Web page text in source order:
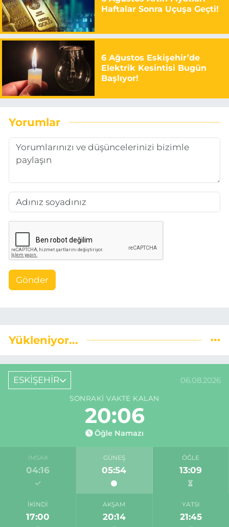
Haftalar Sonra Uçuşa Geçti!
6 Ağustos Eskişehir’de
Elektrik Kesintisi Bugün
Başlıyor!
Yorumlar
Gönder
Yükleniyor...
ESKİŞEHİR 06.08.2026
SONRAKI VAKTE KALAN
20:06
Öğle Namazı
İMSAK
04:16
GÜNEŞ
05:54
ÖĞLE
13:09
İKINDI
17:00
AKŞAM
20:14
YATSI
21:45